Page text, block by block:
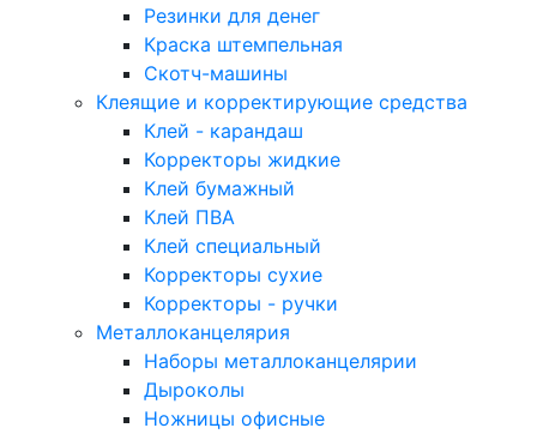
Резинки для денег
Краска штемпельная
Скотч-машины
Клеящие и корректирующие средства
Клей - карандаш
Корректоры жидкие
Клей бумажный
Клей ПВА
Клей специальный
Корректоры сухие
Корректоры - ручки
Металлоканцелярия
Наборы металлоканцелярии
Дыроколы
Ножницы офисные